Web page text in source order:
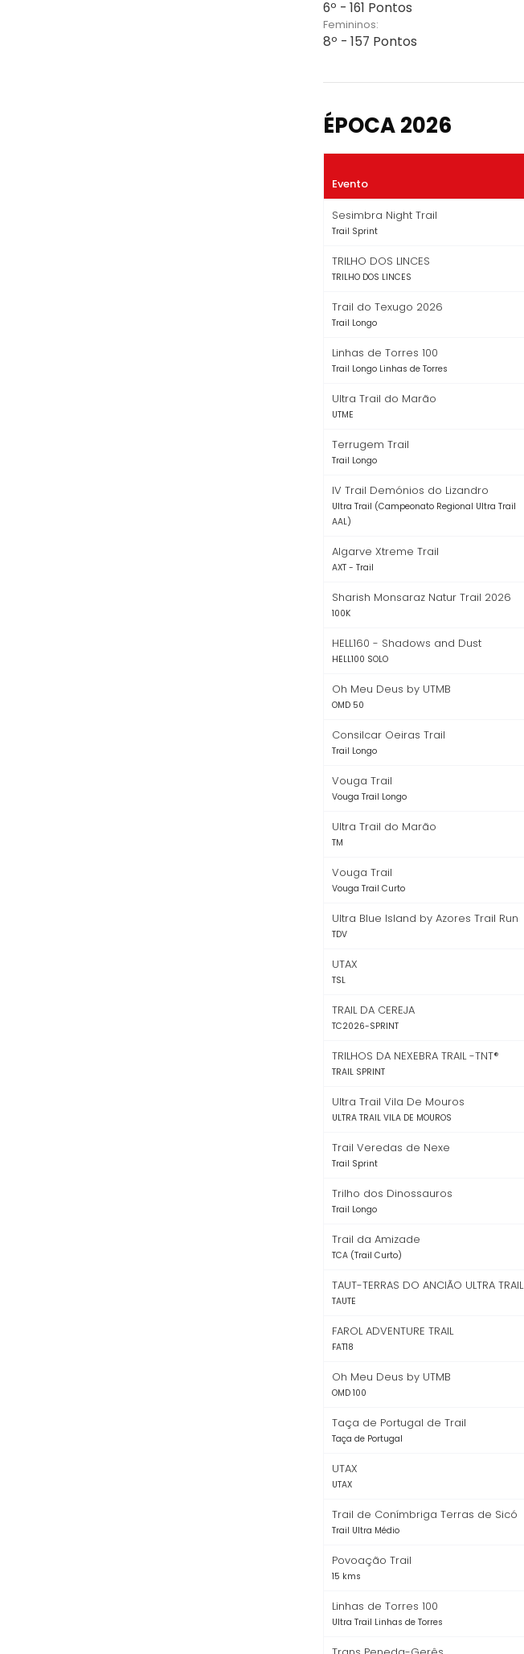
6º - 161 Pontos
Femininos:
8º - 157 Pontos
ÉPOCA 2026
Evento
Sesimbra Night Trail
Trail Sprint
TRILHO DOS LINCES
TRILHO DOS LINCES
Trail do Texugo 2026
Trail Longo
Linhas de Torres 100
Trail Longo Linhas de Torres
Ultra Trail do Marão
UTME
Terrugem Trail
Trail Longo
IV Trail Demónios do Lizandro
Ultra Trail (Campeonato Regional Ultra Trail
AAL)
Algarve Xtreme Trail
AXT - Trail
Sharish Monsaraz Natur Trail 2026
100K
HELL160 - Shadows and Dust
HELL100 SOLO
Oh Meu Deus by UTMB
OMD 50
Consilcar Oeiras Trail
Trail Longo
Vouga Trail
Vouga Trail Longo
Ultra Trail do Marão
TM
Vouga Trail
Vouga Trail Curto
Ultra Blue Island by Azores Trail Run
TDV
UTAX
TSL
TRAIL DA CEREJA
TC2026-SPRINT
TRILHOS DA NEXEBRA TRAIL -TNT®
TRAIL SPRINT
Ultra Trail Vila De Mouros
ULTRA TRAIL VILA DE MOUROS
Trail Veredas de Nexe
Trail Sprint
Trilho dos Dinossauros
Trail Longo
Trail da Amizade
TCA (Trail Curto)
TAUT-TERRAS DO ANCIÃO ULTRA TRAIL
TAUTE
FAROL ADVENTURE TRAIL
FAT18
Oh Meu Deus by UTMB
OMD 100
Taça de Portugal de Trail
Taça de Portugal
UTAX
UTAX
Trail de Conímbriga Terras de Sicó
Trail Ultra Médio
Povoação Trail
15 kms
Linhas de Torres 100
Ultra Trail Linhas de Torres